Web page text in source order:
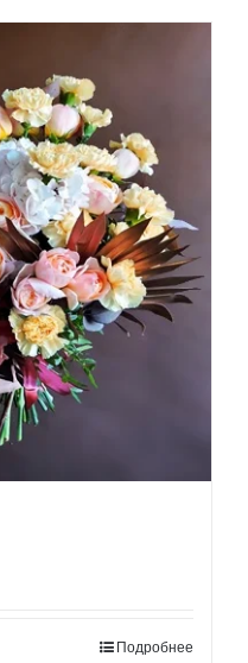
Подробнее